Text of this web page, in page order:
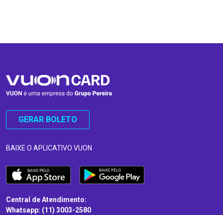
GERAR BOLETO
BAIXE O APLICATIVO VUON
Central de Atendimento:
Whatsapp: (11) 3003-2580